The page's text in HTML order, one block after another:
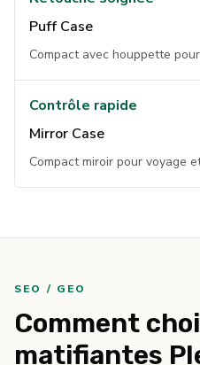
Puff Case
Compact avec houppette
Contrôle rapide
Mirror Case
Compact miroir pour voyage
SEO / GEO
Comment
matifiantes